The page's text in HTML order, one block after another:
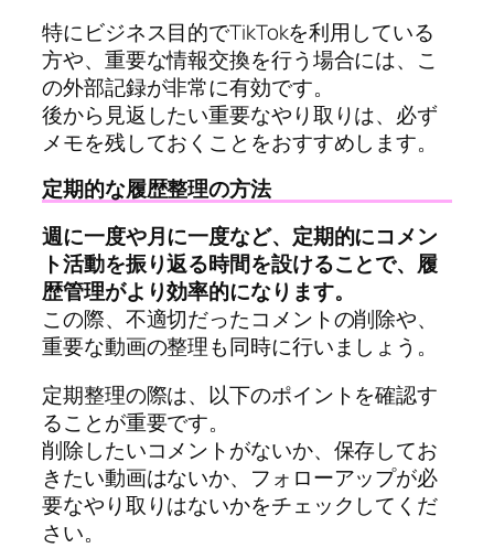
特にビジネス目的でTikTokを利用している
方や、重要な情報交換を行う場合には、こ
の外部記録が非常に有効です。
後から見返したい重要なやり取りは、必ず
メモを残しておくことをおすすめします。
定期的な履歴整理の方法
週に一度や月に一度など、定期的にコメン
ト活動を振り返る時間を設けることで、履
歴管理がより効率的になります。
この際、不適切だったコメントの削除や、
重要な動画の整理も同時に行いましょう。
定期整理の際は、以下のポイントを確認す
ることが重要です。
削除したいコメントがないか、保存してお
きたい動画はないか、フォローアップが必
要なやり取りはないかをチェックしてくだ
さい。